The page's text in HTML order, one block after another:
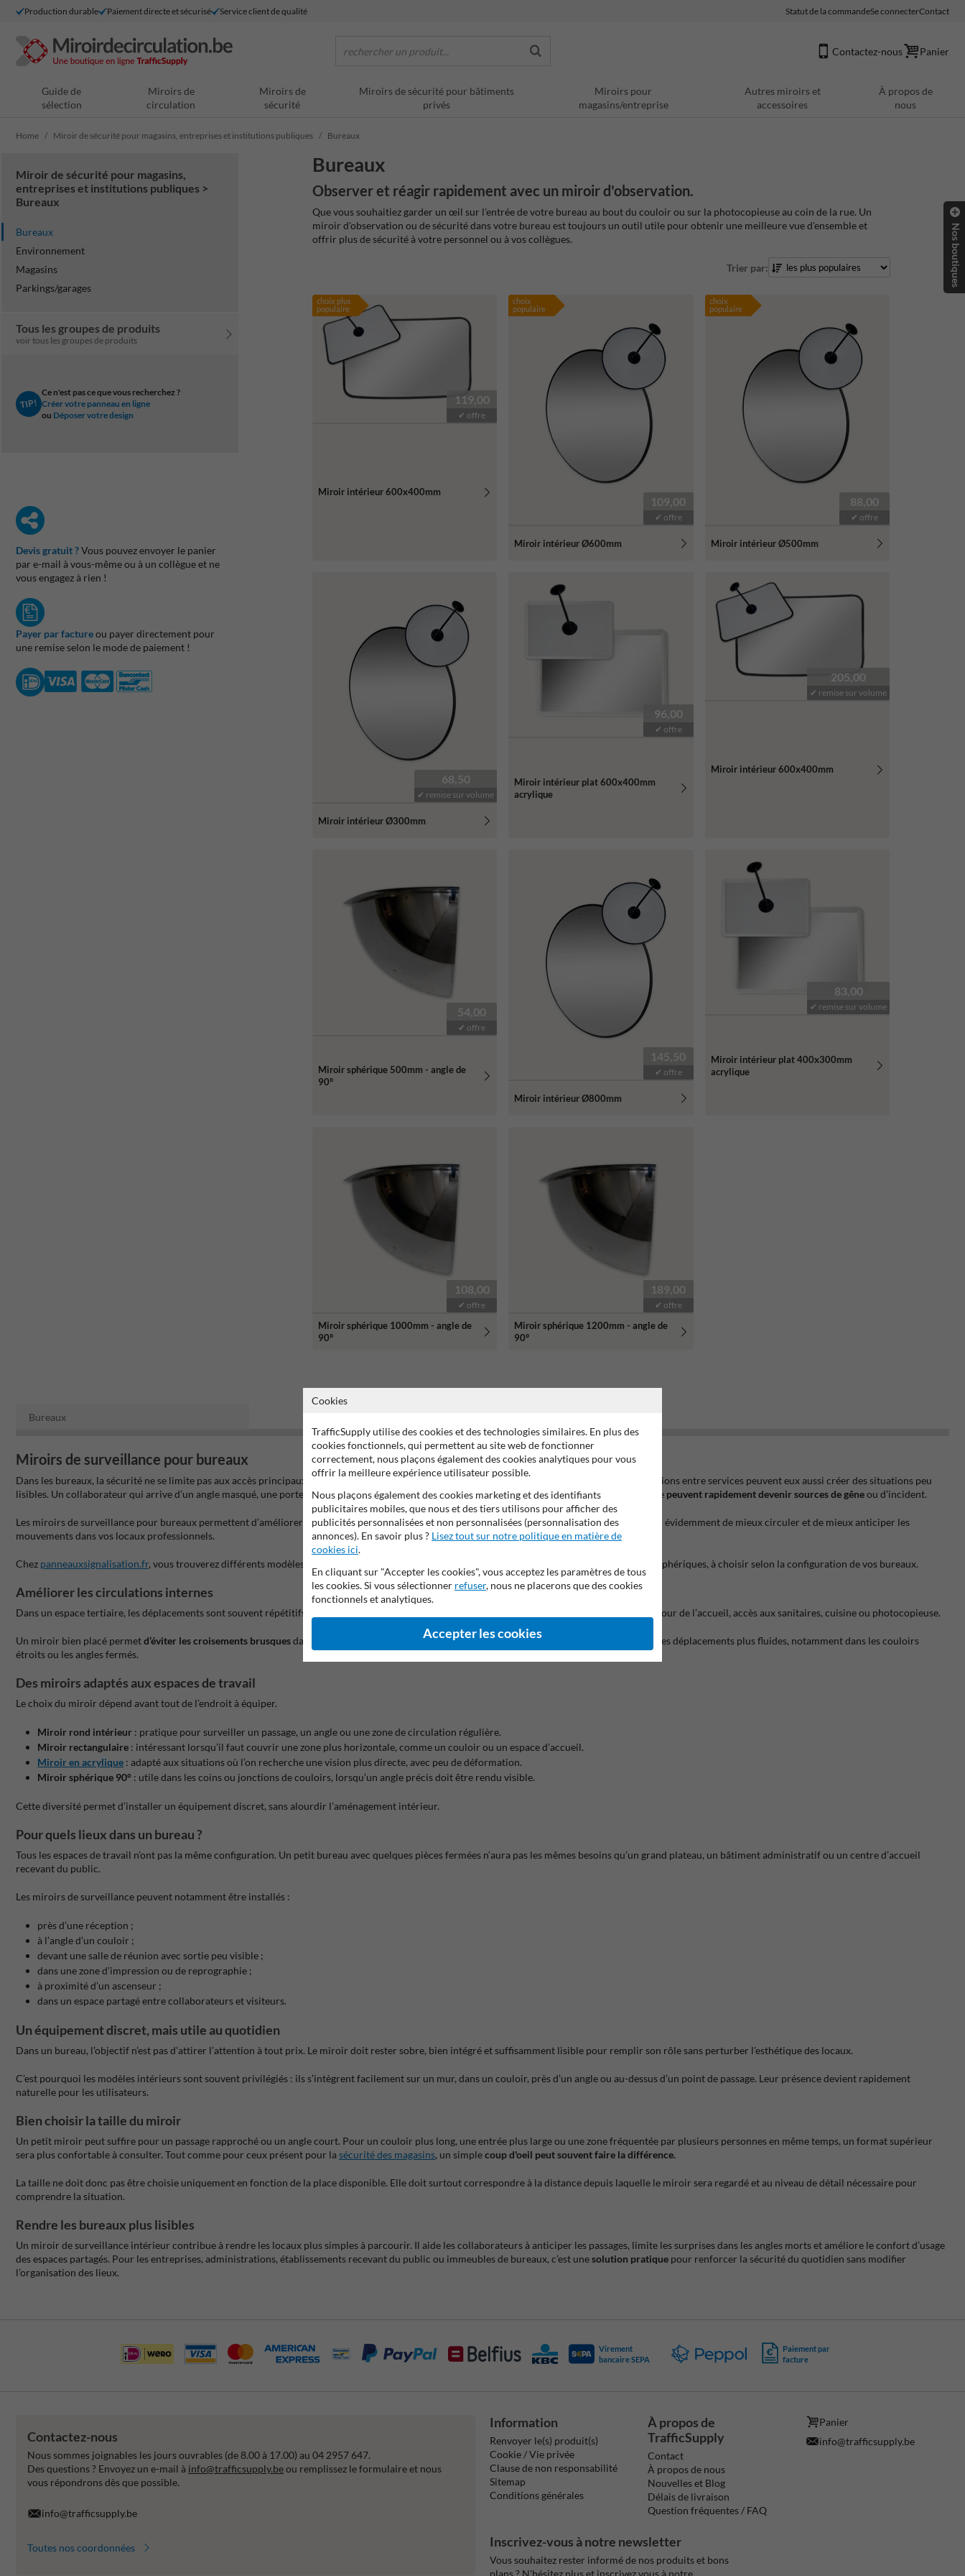
Production durable Paiement directe et sécurisé Service client de qualité Statut de la commandeSe connecterContact
rechercher un produit... Contactez-nous Panier
Guide de
sélection
Miroirs de
circulation
Miroirs de
sécurité
Miroirs de sécurité pour bâtiments
privés
Miroirs pour
magasins/entreprise
Autres miroirs et
accessoires
À propos de
nous
Home Miroir de sécurité pour magasins, entreprises et institutions publiques Bureaux
Miroir de sécurité pour magasins,
entreprises et institutions publiques >
Bureaux
Bureaux
Environnement
Magasins
Parkings/garages
Tous les groupes de produits
voir tous les groupes de produits
TIP!
Ce n'est pas ce que vous recherchez ?
Créer votre panneau en ligne
ou Déposer votre design
Devis gratuit ?Vous pouvez envoyer le panier
par e-mail à vous-même ou à un collègue et ne
vous engagez à rien !
Payer par factureou payer directement pour
une remise selon le mode de paiement !
Bureaux
Observer et réagir rapidement avec un miroir d'observation.
Que vous souhaitiez garder un œil sur l'entrée de votre bureau au bout du couloir ou sur la photocopieuse au coin de la rue. Un
miroir d'observation ou de sécurité dans votre bureau est toujours un outil utile pour obtenir une meilleure vue d'ensemble et
offrir plus de sécurité à votre personnel ou à vos collègues.
Trier par:
choix plus
populaire
119,00
✔ offre
Miroir intérieur 600x400mm
choix
populaire
109,00
✔ offre
Miroir intérieur Ø600mm
choix
populaire
88,00
✔ offre
Miroir intérieur Ø500mm
68,50
✔ remise sur volume
Miroir intérieur Ø300mm
96,00
✔ offre
Miroir intérieur plat 600x400mm
acrylique
205,00
✔ remise sur volume
Miroir intérieur 600x400mm
54,00
✔ offre
Miroir sphérique 500mm - angle de
90°
145,50
✔ offre
Miroir intérieur Ø800mm
83,00
✔ remise sur volume
Miroir intérieur plat 400x300mm
acrylique
108,00
✔ offre
Miroir sphérique 1000mm - angle de
90°
189,00
✔ offre
Miroir sphérique 1200mm - angle de
90°
Bureaux
Miroirs de surveillance pour bureaux
Dans les bureaux, la sécurité ne se limite pas aux accès principaux. Les couloirs, coins de passage, zones d’accueil, espaces d’impression ou circulations entre services peuvent eux aussi créer des situations peu
lisibles. Un collaborateur qui arrive d’un angle masqué, une porte qui s’ouvre sur un passage fréquenté ou une zone commune sans visibilité directe peuvent rapidement devenir sources de gêneou d’incident.
Les miroirs de surveillance pour bureaux permettent d’améliorer la perception des espaces sans installer de système complexe. Ils permettent bien évidemment de mieux circuler et de mieux anticiper les
mouvements dans vos locaux professionnels.
Chez panneauxsignalisation.fr, vous trouverez différents modèles adaptés aux environnements intérieurs : miroirs ronds, rectangulaires, plats ou sphériques, à choisir selon la configuration de vos bureaux.
Améliorer les circulations internes
Dans un espace tertiaire, les déplacements sont souvent répétitifs : entrée et sortie des bureaux, passages vers les salles de réunion, circulation autour de l’accueil, accès aux sanitaires, cuisine ou photocopieuse.
Un miroir bien placé permetd’éviter les croisements brusquesdans les zones où la visibilité manque. Il apporte un repère visuel immédiat et rend les déplacements plus fluides, notamment dans les couloirs
étroits ou les angles fermés.
Des miroirs adaptés aux espaces de travail
Le choix du miroir dépend avant tout de l’endroit à équiper.
Miroir rond intérieur : pratique pour surveiller un passage, un angle ou une zone de circulation régulière.
Miroir rectangulaire : intéressant lorsqu’il faut couvrir une zone plus horizontale, comme un couloir ou un espace d’accueil.
Miroir en acrylique : adapté aux situations où l’on recherche une vision plus directe, avec peu de déformation.
Miroir sphérique 90° : utile dans les coins ou jonctions de couloirs, lorsqu’un angle précis doit être rendu visible.
Cette diversité permet d’installer un équipement discret, sans alourdir l’aménagement intérieur.
Pour quels lieux dans un bureau ?
Tous les espaces de travail n’ont pas la même configuration. Un petit bureau avec quelques pièces fermées n’aura pas les mêmes besoins qu’un grand plateau, un bâtiment administratif ou un centre d’accueil
recevant du public.
Les miroirs de surveillance peuvent notamment être installés :
près d’une réception ;
à l’angle d’un couloir ;
devant une salle de réunion avec sortie peu visible ;
dans une zone d’impression ou de reprographie ;
à proximité d’un ascenseur ;
dans un espace partagé entre collaborateurs et visiteurs.
Un équipement discret, mais utile au quotidien
Dans un bureau, l’objectif n’est pas d’attirer l’attention à tout prix. Le miroir doit rester sobre, bien intégré et suffisamment lisible pour remplir son rôle sans perturber l’esthétique des locaux.
C’est pourquoi les modèles intérieurs sont souvent privilégiés : ils s’intègrent facilement sur un mur, dans un couloir, près d’un angle ou au-dessus d’un point de passage. Leur présence devient rapidement
naturelle pour les utilisateurs.
Bien choisir la taille du miroir
Un petit miroir peut suffire pour un passage rapproché ou un angle court. Pour un couloir plus long, une entrée plus large ou une zone fréquentée par plusieurs personnes en même temps, un format supérieur
sera plus confortable à consulter. Tout comme pour ceux présent pour la sécurité des magasins, un simplecoup d'oeil peut souvent faire la différence.
La taille ne doit donc pas être choisie uniquement en fonction de la place disponible. Elle doit surtout correspondre à la distance depuis laquelle le miroir sera regardé et au niveau de détail nécessaire pour
comprendre la situation.
Rendre les bureaux plus lisibles
Un miroir de surveillance intérieur contribue à rendre les locaux plus simples à parcourir. Il aide les collaborateurs à anticiper les passages, limite les surprises dans les angles morts et améliore le confort d’usage
des espaces partagés. Pour les entreprises, administrations, établissements recevant du public ou immeubles de bureaux, c’est unesolution pratique pour renforcer la sécurité du quotidien sans modifier
l’organisation des lieux.
Virement
bancaire SEPA
Paiement par
facture
Contactez-nous
Nous sommes joignables les jours ouvrables (de 8.00 à 17.00) au 04 2957 647.
Des questions ? Envoyez un e-mail à info@trafficsupply.beou remplissez le formulaire et nous
vous répondrons dès que possible.
info@trafficsupply.be
Toutes nos coordonnées
Information
Renvoyer le(s) produit(s)
Cookie / Vie privée
Clause de non responsabilité
Sitemap
Conditions générales
À propos de
TrafficSupply
Contact
À propos de nous
Nouvelles et Blog
Délais de livraison
Question fréquentes / FAQ
Panier
info@trafficsupply.be
Inscrivez-vous à notre newsletter
Vous souhaitez rester informé de nos produits et bons
plans ? N'hésitez plus et inscrivez vous à notre
Nos boutiques
Cookies
TrafficSupply utilise des cookies et des technologies similaires. En plus des
cookies fonctionnels, qui permettent au site web de fonctionner
correctement, nous plaçons également des cookies analytiques pour vous
offrir la meilleure expérience utilisateur possible.
Nous plaçons également des cookies marketing et des identifiants
publicitaires mobiles, que nous et des tiers utilisons pour afficher des
publicités personnalisées et non personnalisées (personnalisation des
annonces). En savoir plus ? Lisez tout sur notre politique en matière de
cookies ici.
En cliquant sur "Accepter les cookies", vous acceptez les paramètres de tous
les cookies. Si vous sélectionner refuser, nous ne placerons que des cookies
fonctionnels et analytiques.
Accepter les cookies